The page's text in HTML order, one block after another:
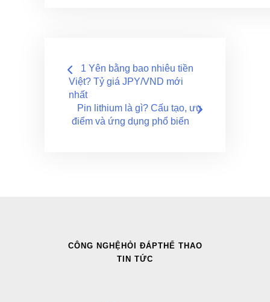
Điều
hướng
bài
1 Yên bằng bao nhiêu tiền
Việt? Tỷ giá JPY/VND mới
nhất
Pin lithium là gì? Cấu tạo, ưu
điểm và ứng dụng phổ biến
CÔNG NGHỆ HỎI ĐÁPTHỂ THAO
TIN TỨC